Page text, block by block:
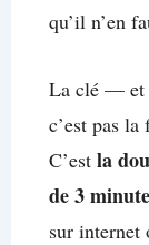
qu’il n’en
La clé — et
c’est pas
C’est la
de 3
sur internet